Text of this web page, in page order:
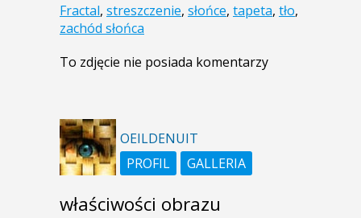
Fractal, streszczenie, słońce, tapeta, tło,
zachód słońca
To zdjęcie nie posiada komentarzy
OEILDENUIT
PROFIL
GALLERIA
właściwości obrazu